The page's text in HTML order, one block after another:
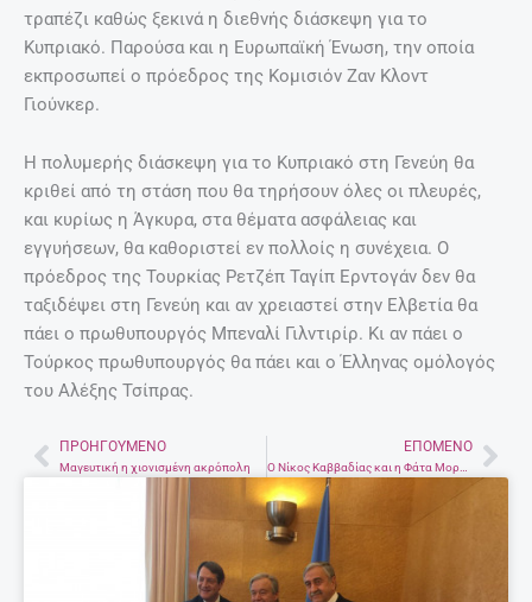
τραπέζι καθώς ξεκινά η διεθνής διάσκεψη για το
Κυπριακό. Παρούσα και η Ευρωπαϊκή Ένωση, την οποία
εκπροσωπεί ο πρόεδρος της Κομισιόν Ζαν Κλοντ
Γιούνκερ.
Η πολυμερής διάσκεψη για το Κυπριακό στη Γενεύη θα
κριθεί από τη στάση που θα τηρήσουν όλες οι πλευρές,
και κυρίως η Άγκυρα, στα θέματα ασφάλειας και
εγγυήσεων, θα καθοριστεί εν πολλοίς η συνέχεια. Ο
πρόεδρος της Τουρκίας Ρετζέπ Ταγίπ Ερντογάν δεν θα
ταξιδέψει στη Γενεύη και αν χρειαστεί στην Ελβετία θα
πάει ο πρωθυπουργός Μπεναλί Γιλντιρίρ. Κι αν πάει ο
Τούρκος πρωθυπουργός θα πάει και ο Έλληνας ομόλογός
του Αλέξης Τσίπρας.
PrevΠΡΟΗΓΟΎΜΕΝΟ
Μαγευτική η χιονισμένη ακρόπολη
ΕΠΌΜΕΝΟ
Ο Νίκος Καββαδίας και η Φάτα Μοργκάνα του